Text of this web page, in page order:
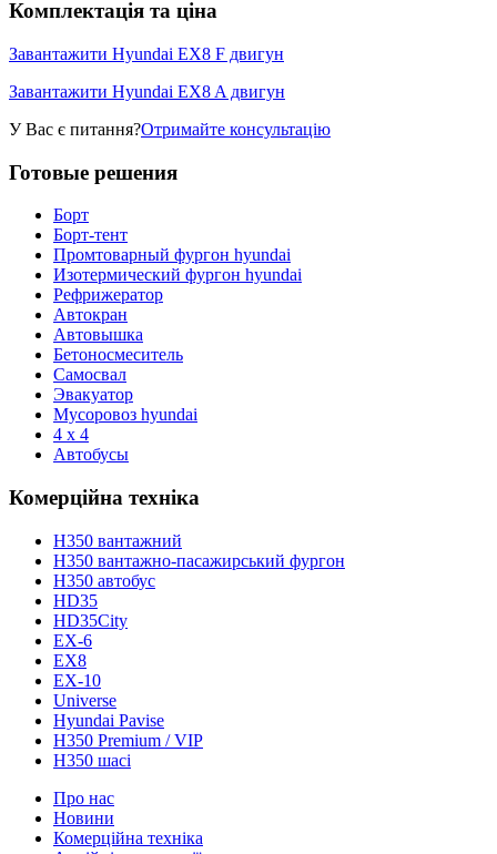
Комплектація та ціна
Завантажити Hyundai EX8 F двигун
Завантажити Hyundai EX8 A двигун
У Вас є питання?Отримайте консультацію
Готовые решения
Борт
Борт-тент
Промтоварный фургон hyundai
Изотермический фургон hyundai
Рефрижератор
Автокран
Автовышка
Бетоносмеситель
Самосвал
Эвакуатор
Мусоровоз hyundai
4 x 4
Автобусы
Комерційна техніка
H350 вантажний
H350 вантажно-пасажирський фургон
H350 автобус
HD35
HD35City
ЕХ-6
EX8
ЕХ-10
Universe
Hyundai Pavise
Н350 Premium / VIP
H350 шасі
Про нас
Новини
Комерційна техніка